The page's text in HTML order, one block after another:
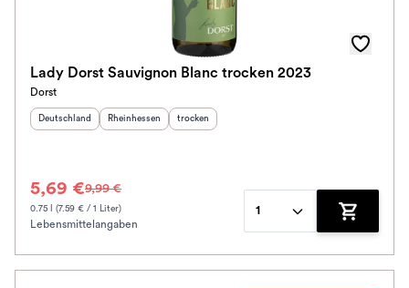
Lady Dorst Sauvignon Blanc trocken 2023
Dorst
Herkunftsland
Deutschland Herkunftsregion :
Rheinhessen Geschmack
trocken
5,69 €9,99 €
0.75 l (7.59 € / 1 Liter)
Lebensmittelangaben
1
Zum